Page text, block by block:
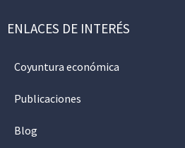
ENLACES DE INTERÉS
Coyuntura económica
Publicaciones
Blog